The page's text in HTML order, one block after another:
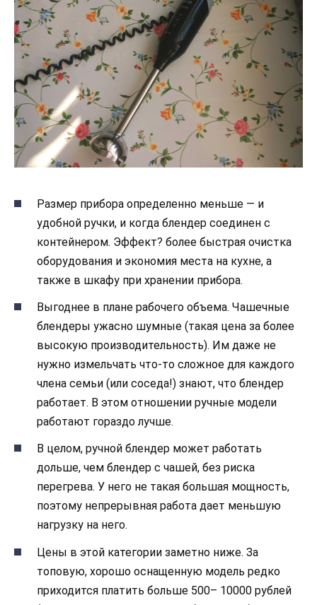
Размер прибора определенно меньше — и
удобной ручки, и когда блендер соединен с
контейнером. Эффект? более быстрая очистка
оборудования и экономия места на кухне, а
также в шкафу при хранении прибора.
Выгоднее в плане рабочего объема. Чашечные
блендеры ужасно шумные (такая цена за более
высокую производительность). Им даже не
нужно измельчать что-то сложное для каждого
члена семьи (или соседа!) знают, что блендер
работает. В этом отношении ручные модели
работают гораздо лучше.
В целом, ручной блендер может работать
дольше, чем блендер с чашей, без риска
перегрева. У него не такая большая мощность,
поэтому непрерывная работа дает меньшую
нагрузку на него.
Цены в этой категории заметно ниже. За
топовую, хорошо оснащенную модель редко
приходится платить больше 500– 10000 рублей